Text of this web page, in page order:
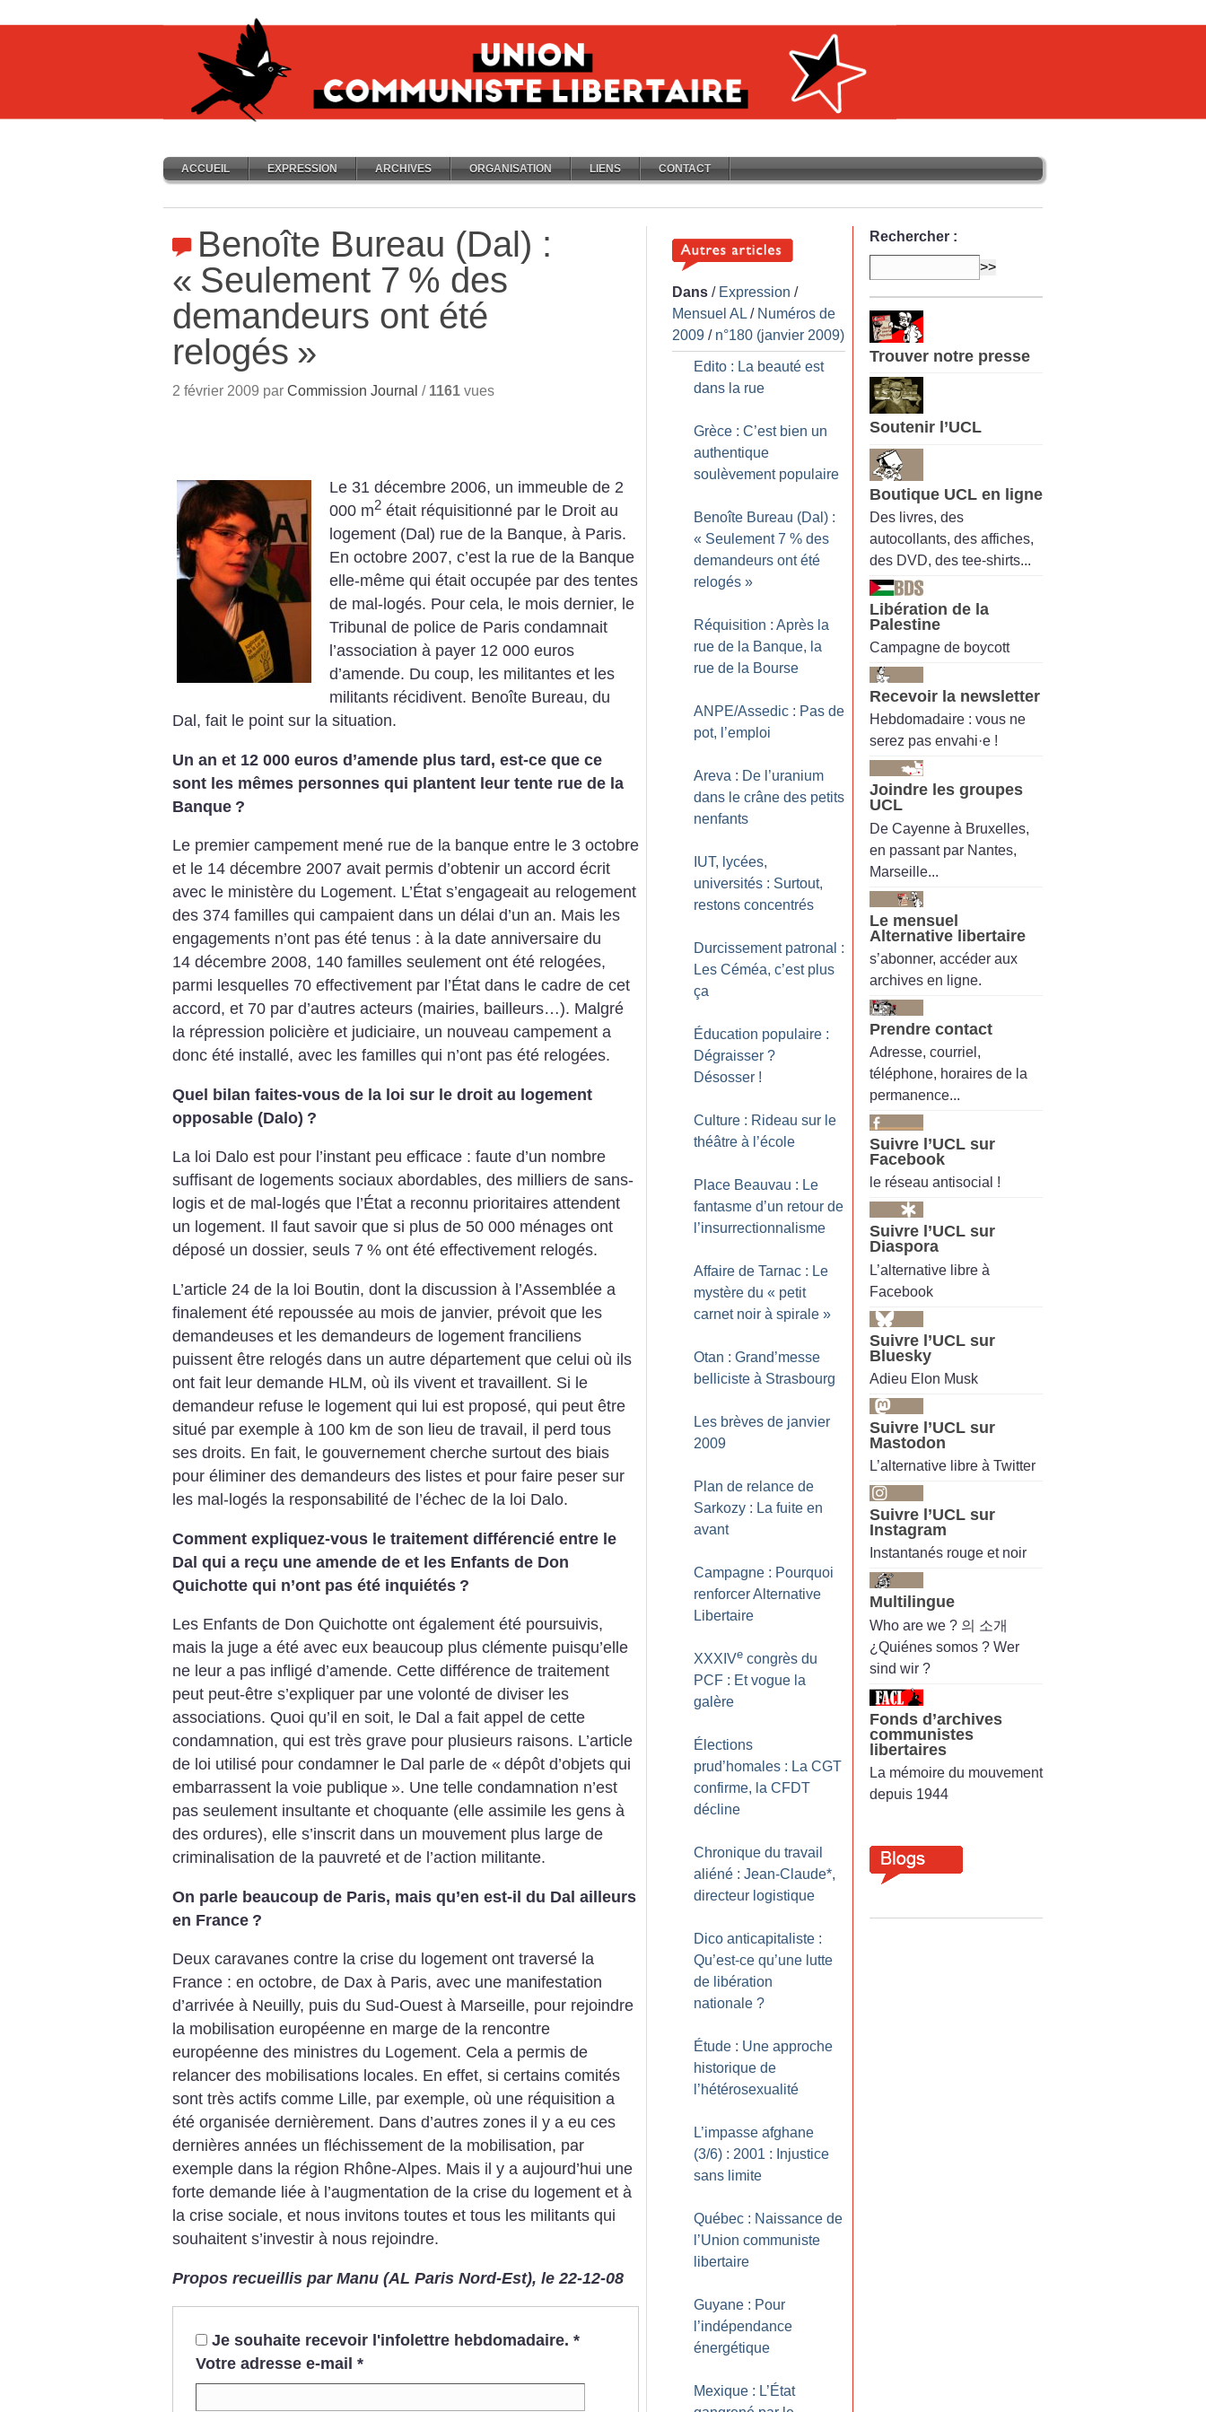
ACCUEIL EXPRESSION ARCHIVES ORGANISATION LIENS CONTACT
Benoîte Bureau (Dal) :
« Seulement 7 % des
demandeurs ont été
relogés »
2 février 2009 par Commission Journal / 1161 vues
Le 31 décembre 2006, un immeuble de 2
000 m2 était réquisitionné par le Droit au
logement (Dal) rue de la Banque, à Paris.
En octobre 2007, c’est la rue de la Banque
elle-même qui était occupée par des tentes
de mal-logés. Pour cela, le mois dernier, le
Tribunal de police de Paris condamnait
l’association à payer 12 000 euros
d’amende. Du coup, les militantes et les
militants récidivent. Benoîte Bureau, du
Dal, fait le point sur la situation.
Un an et 12 000 euros d’amende plus tard, est-ce que ce
sont les mêmes personnes qui plantent leur tente rue de la
Banque ?
Le premier campement mené rue de la banque entre le 3 octobre
et le 14 décembre 2007 avait permis d’obtenir un accord écrit
avec le ministère du Logement. L’État s’engageait au relogement
des 374 familles qui campaient dans un délai d’un an. Mais les
engagements n’ont pas été tenus : à la date anniversaire du
14 décembre 2008, 140 familles seulement ont été relogées,
parmi lesquelles 70 effectivement par l’État dans le cadre de cet
accord, et 70 par d’autres acteurs (mairies, bailleurs…). Malgré
la répression policière et judiciaire, un nouveau campement a
donc été installé, avec les familles qui n’ont pas été relogées.
Quel bilan faites-vous de la loi sur le droit au logement
opposable (Dalo) ?
La loi Dalo est pour l’instant peu efficace : faute d’un nombre
suffisant de logements sociaux abordables, des milliers de sans-
logis et de mal-logés que l’État a reconnu prioritaires attendent
un logement. Il faut savoir que si plus de 50 000 ménages ont
déposé un dossier, seuls 7 % ont été effectivement relogés.
L’article 24 de la loi Boutin, dont la discussion à l’Assemblée a
finalement été repoussée au mois de janvier, prévoit que les
demandeuses et les demandeurs de logement franciliens
puissent être relogés dans un autre département que celui où ils
ont fait leur demande HLM, où ils vivent et travaillent. Si le
demandeur refuse le logement qui lui est proposé, qui peut être
situé par exemple à 100 km de son lieu de travail, il perd tous
ses droits. En fait, le gouvernement cherche surtout des biais
pour éliminer des demandeurs des listes et pour faire peser sur
les mal-logés la responsabilité de l’échec de la loi Dalo.
Comment expliquez-vous le traitement différencié entre le
Dal qui a reçu une amende de et les Enfants de Don
Quichotte qui n’ont pas été inquiétés ?
Les Enfants de Don Quichotte ont également été poursuivis,
mais la juge a été avec eux beaucoup plus clémente puisqu’elle
ne leur a pas infligé d’amende. Cette différence de traitement
peut peut-être s’expliquer par une volonté de diviser les
associations. Quoi qu’il en soit, le Dal a fait appel de cette
condamnation, qui est très grave pour plusieurs raisons. L’article
de loi utilisé pour condamner le Dal parle de « dépôt d’objets qui
embarrassent la voie publique ». Une telle condamnation n’est
pas seulement insultante et choquante (elle assimile les gens à
des ordures), elle s’inscrit dans un mouvement plus large de
criminalisation de la pauvreté et de l’action militante.
On parle beaucoup de Paris, mais qu’en est-il du Dal ailleurs
en France ?
Deux caravanes contre la crise du logement ont traversé la
France : en octobre, de Dax à Paris, avec une manifestation
d’arrivée à Neuilly, puis du Sud-Ouest à Marseille, pour rejoindre
la mobilisation européenne en marge de la rencontre
européenne des ministres du Logement. Cela a permis de
relancer des mobilisations locales. En effet, si certains comités
sont très actifs comme Lille, par exemple, où une réquisition a
été organisée dernièrement. Dans d’autres zones il y a eu ces
dernières années un fléchissement de la mobilisation, par
exemple dans la région Rhône-Alpes. Mais il y a aujourd’hui une
forte demande liée à l’augmentation de la crise du logement et à
la crise sociale, et nous invitons toutes et tous les militants qui
souhaitent s’investir à nous rejoindre.
Propos recueillis par Manu (AL Paris Nord-Est), le 22-12-08
Je souhaite recevoir l'infolettre hebdomadaire. *
Votre adresse e-mail *
Dans / Expression /
Mensuel AL / Numéros de
2009 / n°180 (janvier 2009)
Edito : La beauté est
dans la rue
Grèce : C’est bien un
authentique
soulèvement populaire
Benoîte Bureau (Dal) :
« Seulement 7 % des
demandeurs ont été
relogés »
Réquisition : Après la
rue de la Banque, la
rue de la Bourse
ANPE/Assedic : Pas de
pot, l’emploi
Areva : De l’uranium
dans le crâne des petits
nenfants
IUT, lycées,
universités : Surtout,
restons concentrés
Durcissement patronal :
Les Céméa, c’est plus
ça
Éducation populaire :
Dégraisser ?
Désosser !
Culture : Rideau sur le
théâtre à l’école
Place Beauvau : Le
fantasme d’un retour de
l’insurrectionnalisme
Affaire de Tarnac : Le
mystère du « petit
carnet noir à spirale »
Otan : Grand’messe
belliciste à Strasbourg
Les brèves de janvier
2009
Plan de relance de
Sarkozy : La fuite en
avant
Campagne : Pourquoi
renforcer Alternative
Libertaire
XXXIVe congrès du
PCF : Et vogue la
galère
Élections
prud’homales : La CGT
confirme, la CFDT
décline
Chronique du travail
aliéné : Jean-Claude*,
directeur logistique
Dico anticapitaliste :
Qu’est-ce qu’une lutte
de libération
nationale ?
Étude : Une approche
historique de
l’hétérosexualité
L’impasse afghane
(3/6) : 2001 : Injustice
sans limite
Québec : Naissance de
l’Union communiste
libertaire
Guyane : Pour
l’indépendance
énergétique
Mexique : L’État
Rechercher :
Trouver notre presse
Soutenir l’UCL
Boutique UCL en ligne
Des livres, des
autocollants, des affiches,
des DVD, des tee-shirts...
Libération de la
Palestine
Campagne de boycott
Recevoir la newsletter
Hebdomadaire : vous ne
serez pas envahi·e !
Joindre les groupes
UCL
De Cayenne à Bruxelles,
en passant par Nantes,
Marseille...
Le mensuel
Alternative libertaire
s’abonner, accéder aux
archives en ligne.
Prendre contact
Adresse, courriel,
téléphone, horaires de la
permanence...
Suivre l’UCL sur
Facebook
le réseau antisocial !
Suivre l’UCL sur
Diaspora
L’alternative libre à
Facebook
Suivre l’UCL sur
Bluesky
Adieu Elon Musk
Suivre l’UCL sur
Mastodon
L’alternative libre à Twitter
Suivre l’UCL sur
Instagram
Instantanés rouge et noir
Multilingue
Who are we ? 의 소개
¿Quiénes somos ? Wer
sind wir ?
Fonds d’archives
communistes
libertaires
La mémoire du mouvement
depuis 1944